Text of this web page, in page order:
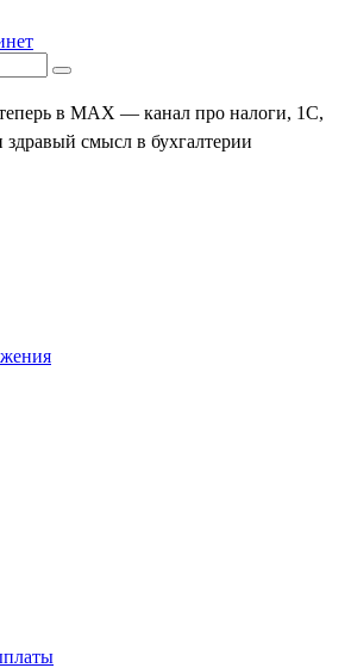
в MAX — канал про налоги, 1С,
здравый смысл в бухгалтерии